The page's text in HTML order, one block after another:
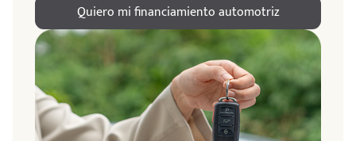
Quiero mi financiamiento automotriz